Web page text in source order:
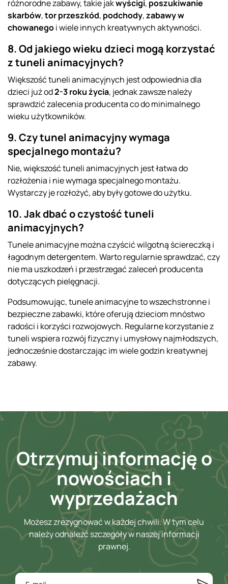
różnorodne zabawy, takie jakwyścigi, poszukiwanie
skarbów,tor przeszkód, podchody,zabawy w
chowanegoi wiele innych kreatywnych aktywności.
8. Od jakiego wieku dzieci mogą korzystać
z tuneli animacyjnych?
Większość tuneli animacyjnych jest odpowiednia dla
dzieci już od2-3 roku życia, jednak zawsze należy
sprawdzić zalecenia producenta co do minimalnego
wieku użytkowników.
9. Czy tunel animacyjny wymaga
specjalnego montażu?
Nie, większość tuneli animacyjnych jest łatwa do
rozłożenia i nie wymaga specjalnego montażu.
Wystarczy je rozłożyć, aby były gotowe do użytku.
10. Jak dbać o czystość tuneli
animacyjnych?
Tunele animacyjne można czyścić wilgotną ściereczką i
łagodnym detergentem. Warto regularnie sprawdzać, czy
nie ma uszkodzeń i przestrzegać zaleceń producenta
dotyczących pielęgnacji.
Podsumowując, tunele animacyjne to wszechstronne i
bezpieczne zabawki, które oferują dzieciom mnóstwo
radości i korzyści rozwojowych. Regularne korzystanie z
tuneli wspiera rozwój fizyczny i umysłowy najmłodszych,
jednocześnie dostarczając im wiele godzin kreatywnej
zabawy.
Otrzymuj informację o
nowościach i
wyprzedażach
Możesz zrezygnować w każdej chwili. W tym celu
należy odnaleźć szczegóły w naszej informacji
prawnej.